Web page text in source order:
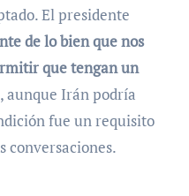
El presidente
de lo bien que nos
que tengan un
aunque Irán podría
fue un requisito
conversaciones.